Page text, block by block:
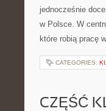
jednocześnie
w Polsce. W
które robią pracę
CATEGORIES:
CZĘŚĆ